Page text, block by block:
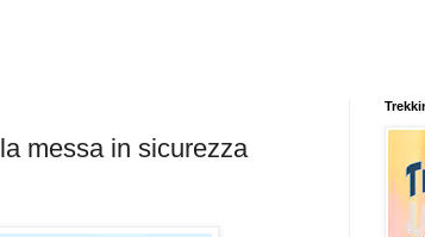
messa in sicurezza